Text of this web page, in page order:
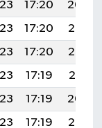
17:20
20:44
17:20
20:43
17:20
20:42
17:19
20:41
17:19
20:40
17:19
20:39